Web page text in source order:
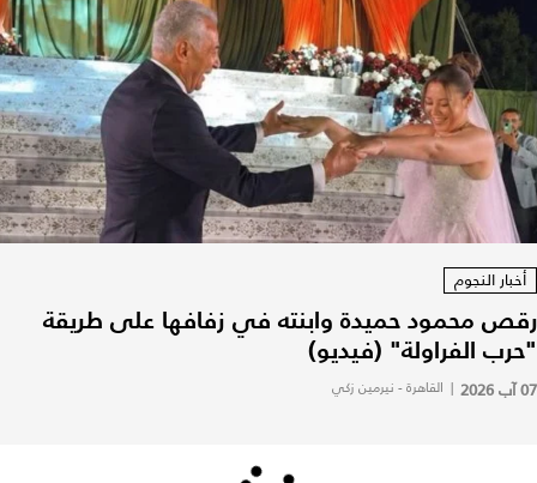
أخبار النجوم
رقص محمود حميدة وابنته في زفافها على طريقة
"حرب الفراولة" (فيديو)
07 آب 2026 | القاهرة - نيرمين زكي